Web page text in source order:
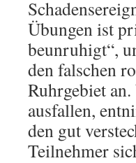
Übungen ist
beunruhigt“,
den falschen
Ruhrgebiet
ausfallen,
den gut
Teilnehmer